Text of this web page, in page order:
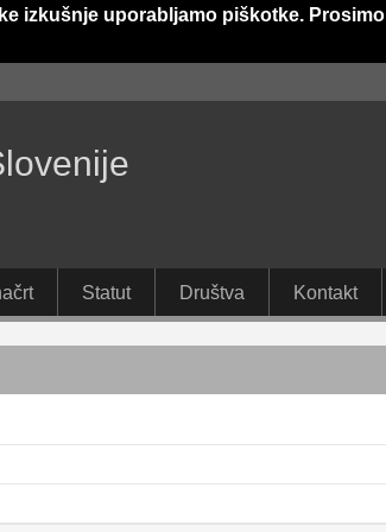
izkušnje uporabljamo piškotke. Prosimo
Statut Društva Kontakt